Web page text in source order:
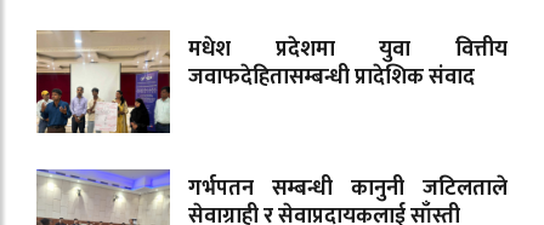
मधेश प्रदेशमा युवा वित्तीय
जवाफदेहितासम्बन्धी प्रादेशिक संवाद
गर्भपतन सम्बन्धी कानुनी जटिलताले
सेवाग्राही र सेवाप्रदायकलाई साँस्ती